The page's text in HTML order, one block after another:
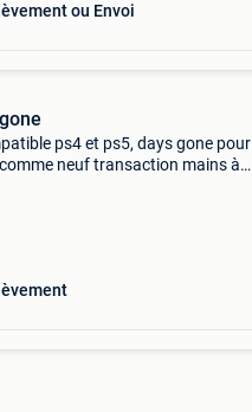
ou Envoi
ps4 et ps5, days gone pour
neuf transaction mains à